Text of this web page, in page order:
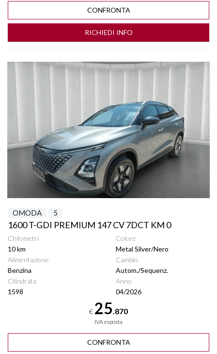
CONFRONTA
RICHIEDI INFO
Vedi dettagli
OMODA 5
1600 T-GDI PREMIUM 147 CV 7DCT KM 0
Chilometri
10 km
Colore
Metal Silver/Nero
Alimentazione
Benzina
Cambio
Autom./Sequenz.
Cilindrata
1598
Anno
04/2026
€ 25.870
IVA esposta
CONFRONTA